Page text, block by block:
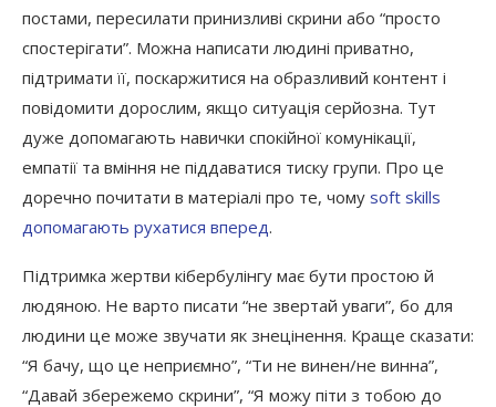
постами, пересилати принизливі скрини або “просто
спостерігати”. Можна написати людині приватно,
підтримати її, поскаржитися на образливий контент і
повідомити дорослим, якщо ситуація серйозна. Тут
дуже допомагають навички спокійної комунікації,
емпатії та вміння не піддаватися тиску групи. Про це
доречно почитати в матеріалі про те, чому soft skills
допомагають рухатися вперед.
Підтримка жертви кібербулінгу має бути простою й
людяною. Не варто писати “не звертай уваги”, бо для
людини це може звучати як знецінення. Краще сказати:
“Я бачу, що це неприємно”, “Ти не винен/не винна”,
“Давай збережемо скрини”, “Я можу піти з тобою до